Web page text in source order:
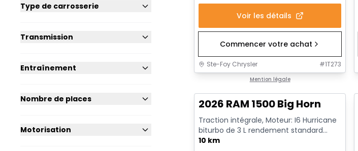
Type de carrosserie
Transmission
Entraînement
Nombre de places
Motorisation
Voir les détails
Commencer votre achat
Ste-Foy Chrysler #1T273
Mention légale
2026 RAM 1500 Big Horn
Traction intégrale, Moteur: I6 Hurricane
biturbo de 3 L rendement standard
avec arrêt au ralenti - 6...
10 km